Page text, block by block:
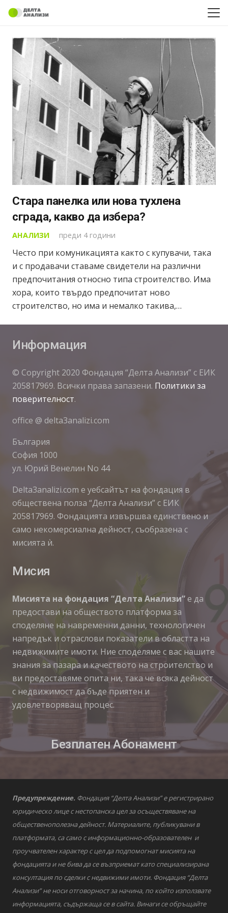
Стара панелка или нова тухлена
сграда, какво да избера?
АНАЛИЗИ преди 4 години
Често при комуникацията както с купувачи, така
и с продавачи ставаме свидетели на различни
предпочитания относно типа строителство. Има
хора, които твърдо предпочитат ново
строителство, но има и немалко такива,…
Информация
© Copyright 2020 Фондация “Делта Анализи” с ЕИК
205817969. Всички права запазени. Политики за
поверителност.
office @ delta3analizi.com
България
София 1000
ул. Юрий Венелин No 44
Delta3analizi.com e уебсайтът на фондация в
обществена полза “Делта Анализи” с ЕИК
205817969. Фондацията извършва единствено и
само некомерсиална дейност, съобразена с
мисията ѝ.
Мисия
Мисията на фондация “Делта Анализи”е да
предостави на обществото платформа за
споделяне на навременни данни, технологичен
напредък и отраслови показатели в областта на
недвижимите имоти. Ние споделяме с вас нашите
знания за пазара и качеството на строителство и
ви предоставяме опита ни, така че всяка дейност
с недвижимост да бъде приятен и
удовлетворяващ процес.
Безплатен Абонамент
Предупреждение. Фондация “Делта Анализи” е регистрирано
юридическо лице с нестопанска цел за осъществяване на
общественополезна дейност. Материалите, публикувани в
платформата, са само с информационно-образователен и
проучвателен характер с цел да подпомогнат мисията на
фондацията и не бива да се възприемат като специализирана
консултация по сделки с недвижими имоти. Фондация “Делта
Анализи” не носи отговорност за начина, по който използвате
информацията, съдържаща се в сайта. Винаги се обръщайте